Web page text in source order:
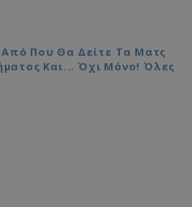
Από Που Θα Δείτε Τα Ματς
Και... Όχι Μόνο! Όλες